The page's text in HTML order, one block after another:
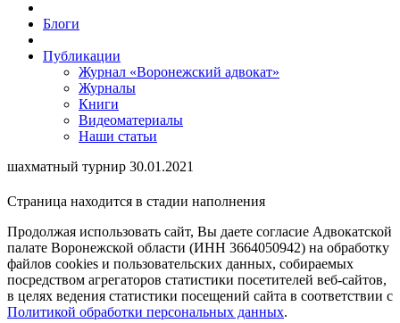
Блоги
Публикации
Журнал «Воронежский адвокат»
Журналы
Книги
Видеоматериалы
Наши статьи
шахматный турнир 30.01.2021
Страница находится в стадии наполнения
Продолжая использовать сайт, Вы даете согласие Адвокатской
палате Воронежской области (ИНН 3664050942) на обработку
файлов cookies и пользовательских данных, собираемых
посредством агрегаторов статистики посетителей веб-сайтов,
в целях ведения статистики посещений сайта в соответствии с
Политикой обработки персональных данных.